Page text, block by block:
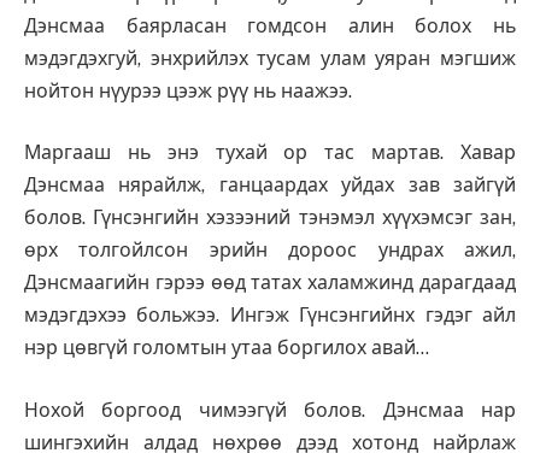
Дэнсмаа баярласан гомдсон алин болох нь
мэдэгдэхгуй, энхрийлэх тусам улам уяран мэгшиж
нойтон нүурээ цээж рүү нь наажээ.
Маргааш нь энэ тухай ор тас мартав. Хавар
Дэнсмаа нярайлж, ганцаардах уйдах зав зайгүй
болов. Гүнсэнгийн хэзээний тэнэмэл хүүхэмсэг зан,
өрх толгойлсон эрийн дороос ундрах ажил,
Дэнсмаагийн гэрээ өөд татах халамжинд дарагдаад
мэдэгдэхээ больжээ. Ингэж Гүнсэнгийнх гэдэг айл
нэр цөвгүй голомтын утаа боргилох авай…
Нохой боргоод чимээгүй болов. Дэнсмаа нар
шингэхийн алдад нөхрөө дээд хотонд найрлаж